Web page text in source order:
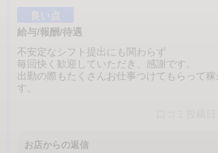
良い点
給与/報酬/待遇
不安定なシフト提出にも関わらず
毎回快く歓迎していただき、感謝です。
出勤の際もたくさんお仕事つけてもらって稼
す。
お店からの返信